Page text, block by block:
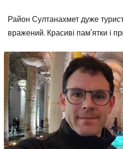
Район Султанахмет дуже
вражений. Красиві пам'ятки і